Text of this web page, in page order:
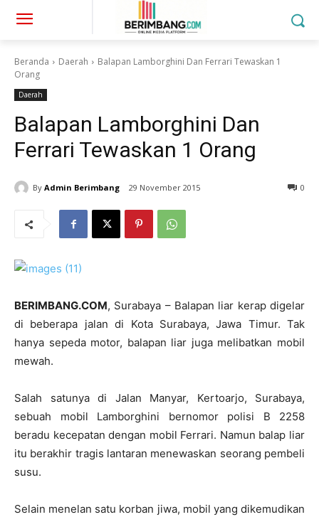
Beranda Daerah
Balapan Lamborghini Dan Ferrari Tewaskan 1
Orang
Daerah
Balapan Lamborghini Dan
Ferrari Tewaskan 1 Orang
By Admin Berimbang 29 November 2015 0
BERIMBANG.COM, Surabaya – Balapan liar kerap digelar
di beberapa jalan di Kota Surabaya, Jawa Timur. Tak
hanya sepeda motor, balapan liar juga melibatkan mobil
mewah.
Salah satunya di Jalan Manyar, Kertoarjo, Surabaya,
sebuah mobil Lamborghini bernomor polisi B 2258
beradu kecepatan dengan mobil Ferrari. Namun balap liar
itu berakhir tragis lantaran menewaskan seorang pembeli
susu.
Selain menelan satu korban jiwa, mobil yang dikemudikan